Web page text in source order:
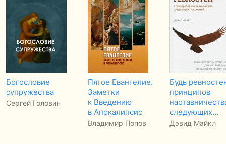
Богословие
супружества
Сергей Головин
Пятое Евангелие.
Заметки
к Введению
в Апокалипсис
Владимир Попов
Будь
принципов
следующих…
Дэвид Майкл